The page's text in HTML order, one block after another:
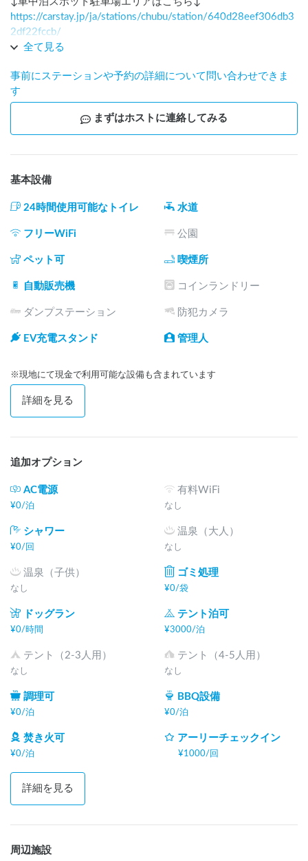
https://carstay.jp/ja/stations/chubu/station/640d28eef306db3
2df22fccb/
事場・トイレ・シャワー棟などが充実していて快適に過ごせ
ます。
お昼には【手打ち蕎麦】の営業をしています。信州蕎麦をぜ
ひご賞味ください！
食事処で生ビールやハイボールなどのお酒の販売もございま
す。
この地域は【松茸】を収穫しています。シーズンになります
ので、こちらも併せてご賞味ください！（9月下旬～10月中旬
ごろ）
※テント泊も可能ですが別途料金がかかります。問い合わせ
◎中央自動車道松川ICより当施設まで車で約25分
◎日帰り温泉施設「清流苑」まで車で約25分
◎「キラヤ松川店」「メガドンキホーテ高森店」など食材の
ます。
◎有料レンタル
BBQコンロ、料理器具、イス、テーブルなど
薪、炭、氷、生ビールなどのお酒類など
・果物狩り・ソーセージづくり体験・フォレストアドベンチ
ャー松川など
◎定休日、毎週水曜日・第4木曜日（臨時休あり）
◎管理棟受付時間10:00～16:30
◎食事処営業時間11:00～13:30
◎アーリーチェックイン・レイトチェックアウト承っていま
＊アウトドアひろば　梅松苑＊
長野県下伊那郡松川町生田6009
全て見る
事前にステーションや予約の詳細について問い合わせできま
す
まずはホストに連絡してみる
基本設備
24時間使用可能なトイレ 水道
フリーWiFi 公園
ペット可 喫煙所
自動販売機 コインランドリー
ダンプステーション 防犯カメラ
EV充電スタンド 管理人
※現地にて現金で利用可能な設備も含まれています
詳細を見る
追加オプション
AC電源
¥0/泊
有料WiFi
なし
シャワー
¥0/回
温泉（大人）
なし
温泉（子供）
なし
ゴミ処理
¥0/袋
ドッグラン
¥0/時間
テント泊可
¥3000/泊
テント（2-3人用）
なし
テント（4-5人用）
なし
調理可
¥0/泊
BBQ設備
¥0/泊
焚き火可
¥0/泊
アーリーチェックイン
¥1000/回
詳細を見る
周辺施設